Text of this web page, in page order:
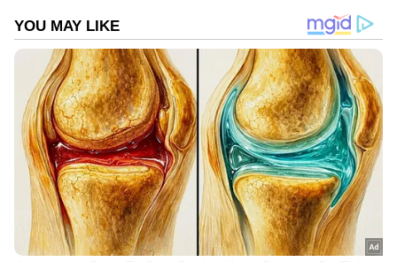
മില്‍മയുടെ മുന്‍ഗണനയിലുണ്ട്. ഏപ്രില്‍
മാസത്തില്‍ മില്‍മയുടെ പ്രതിദിന സംഭരണം
10.31 ലക്ഷം ലിറ്ററായിരുന്നു. മേയ് മാസത്തില്‍
ഇത് 11.96 ലിറ്ററായിട്ടുണ്ട്. ഈ കാലയളവിലെ
വില്‍പന 17.56 ലക്ഷം ലിറ്ററാണ്.